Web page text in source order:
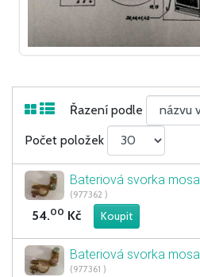
Řazení podle
Počet položek
Bateriová svorka
(977362 )
54.00 Kč
Bateriová svorka
(977361 )